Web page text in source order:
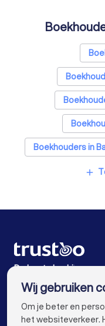
SEO-
Boekhouders in
Boekhouders in
Boekhouders in Den
add
De beste bedrijven
Wij gebruiken
Om je beter en
het websiteverkeer.